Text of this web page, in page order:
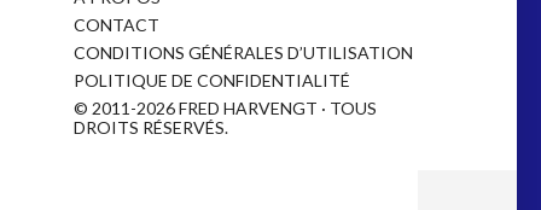
CONTACT
CONDITIONS GÉNÉRALES D’UTILISATION
POLITIQUE DE CONFIDENTIALITÉ
© 2011-2026 FRED HARVENGT · TOUS
DROITS RÉSERVÉS.